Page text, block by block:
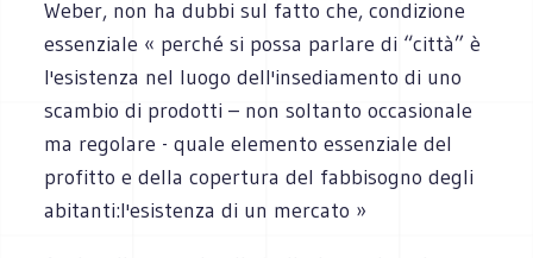
Weber, non ha dubbi sul fatto che, condizione
essenziale « perché si possa parlare di “città” è
l'esistenza nel luogo dell'insediamento di uno
scambio di prodotti – non soltanto occasionale
ma regolare - quale elemento essenziale del
profitto e della copertura del fabbisogno degli
abitanti:l'esistenza di un mercato »